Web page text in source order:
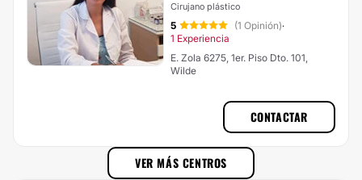
Cirujano plástico
5 (1 Opinión)·
1 Experiencia
E. Zola 6275, 1er. Piso Dto. 101,
Wilde
CONTACTAR
VER MÁS CENTROS